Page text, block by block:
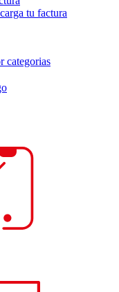
tu factura
categorias